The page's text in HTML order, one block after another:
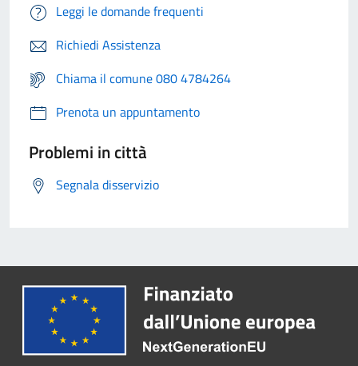
Leggi le domande frequenti
Richiedi Assistenza
Chiama il comune 080 4784264
Prenota un appuntamento
Problemi in città
Segnala disservizio